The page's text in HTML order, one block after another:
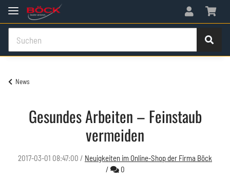
News
​Gesundes Arbeiten – Feinstaub
vermeiden
2017-03-01 08:47:00 / Neuigkeiten im Online-Shop der Firma Böck
/
Kommentare
0